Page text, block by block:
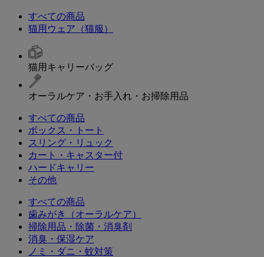
すべての商品
猫用ウェア（猫服）
猫用キャリーバッグ
オーラルケア・お手入れ・お掃除用品
すべての商品
ボックス・トート
スリング・リュック
カート・キャスター付
ハードキャリー
その他
すべての商品
歯みがき（オーラルケア）
掃除用品・除菌・消臭剤
消臭・保湿ケア
ノミ・ダニ・蚊対策